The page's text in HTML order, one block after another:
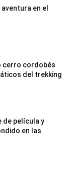
en el
cerro cordobés
del trekking
de película y
en las